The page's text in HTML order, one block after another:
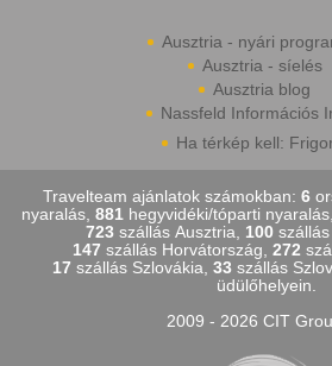
Ausztria - nyári
Ausztria - síelés
Ausztria blog
Nassfeld Információs
Ha térkép kell:
Travelteam ajánlatok számokban: 6
nyaralás, 881 hegyvidéki/tóparti nyaralás,
723 szállás Ausztria, 100
147 szállás Horvátország, 272
17 szállás Szlovákia, 33 szállás
üdülőhelyein.
2009 - 2026 CIT